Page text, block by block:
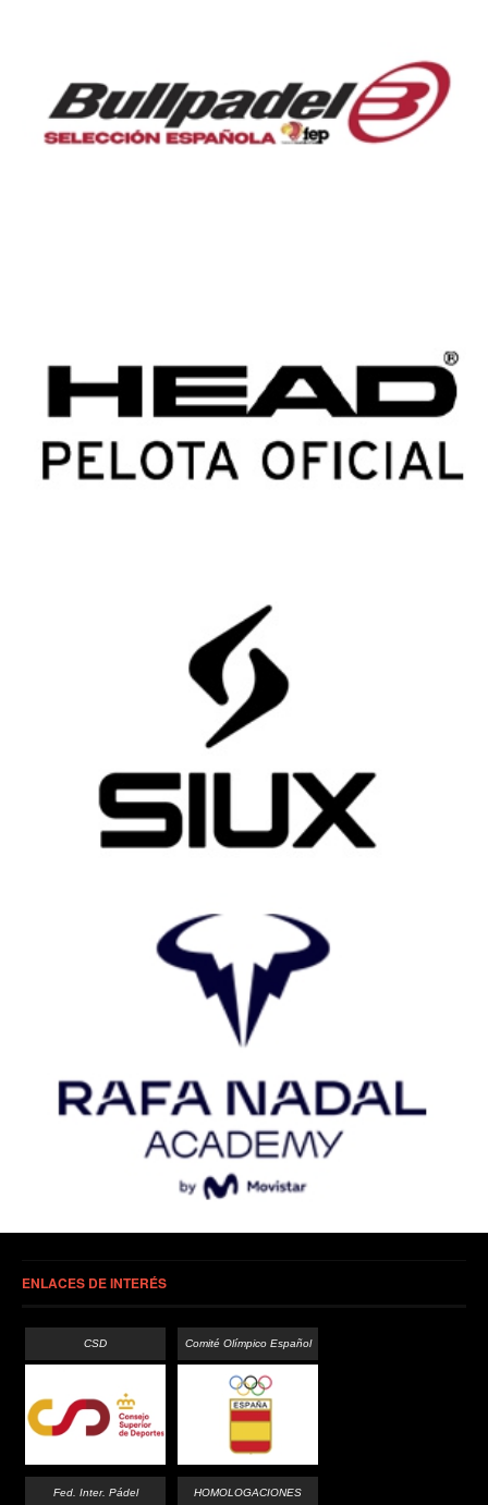
ENLACES DE INTERÉS
CSD Comité Olímpico Español
Fed. Inter. Pádel HOMOLOGACIONES